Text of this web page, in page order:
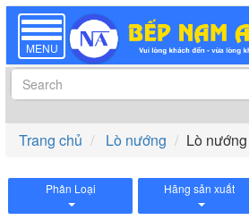
TOGGLE
NAVIGATION
MENU
Trang chủ Lò nướng Lò
Phân Loại Hãng sản xuất